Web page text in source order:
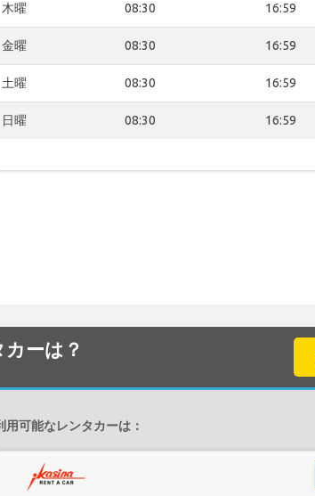
木曜 08:30 16:59
金曜 08:30 16:59
土曜 08:30 16:59
日曜 08:30 16:59
ーは？
可能なレンタカーは：